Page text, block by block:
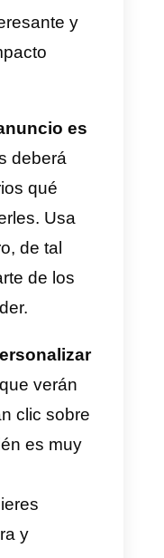
los
Instagram
resultado